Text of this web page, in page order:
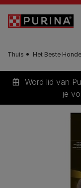
Skip to main content
Thuis Het Beste
Word lid van
je